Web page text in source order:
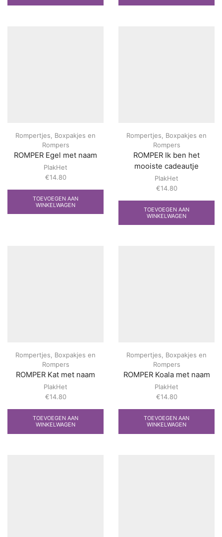
Rompertjes
Boxpakjes en
Rompers
ROMPER Egel met naam
PlakHet
€14.80
TOEVOEGEN AAN
WINKELWAGEN
Rompertjes
Boxpakjes en
Rompers
ROMPER Ik ben het
mooiste cadeautje
PlakHet
€14.80
TOEVOEGEN AAN
WINKELWAGEN
Rompertjes, Boxpakjes en
Rompers
ROMPER Kat met naam
PlakHet
€14.80
TOEVOEGEN AAN
WINKELWAGEN
Rompertjes, Boxpakjes en
Rompers
ROMPER Koala met naam
PlakHet
€14.80
TOEVOEGEN AAN
WINKELWAGEN